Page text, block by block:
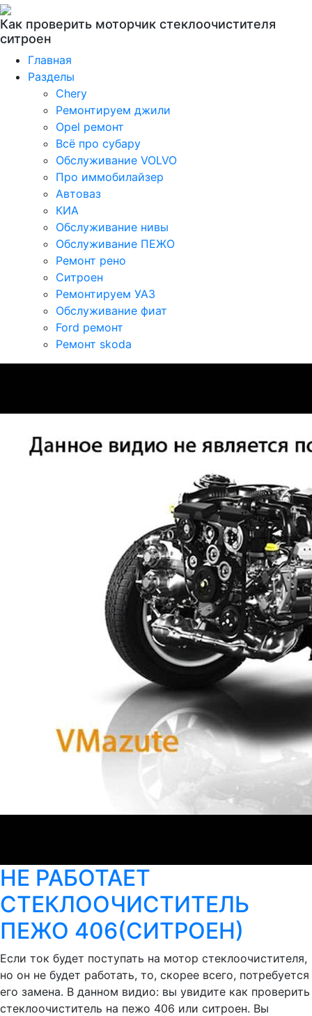
Как проверить моторчик стеклоочистителя
ситроен
Главная
Разделы
Chery
Ремонтируем джили
Opel ремонт
Всё про субару
Обслуживание VOLVO
Про иммобилайзер
Автоваз
КИА
Обслуживание нивы
Обслуживание ПЕЖО
Ремонт рено
Ситроен
Ремонтируем УАЗ
Обслуживание фиат
Ford ремонт
Ремонт skoda
НЕ РАБОТАЕТ
СТЕКЛООЧИСТИТЕЛЬ
ПЕЖО 406(СИТРОЕН)
Если ток будет поступать на мотор стеклоочистителя,
но он не будет работать, то, скорее всего, потребуется
его замена. В данном видио: вы увидите как проверить
стеклоочиститель на пежо 406 или ситроен. Вы